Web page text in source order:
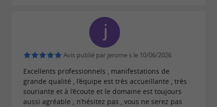
Avis publié par jerome s le 10/06/2026
Excellents professionnels , manifestations de
grande qualité , l’équipe est très accueillante , très
souriante et à l’écoute et le domaine est toujours
aussi agréable ; n’hésitez pas , vous ne serez pas